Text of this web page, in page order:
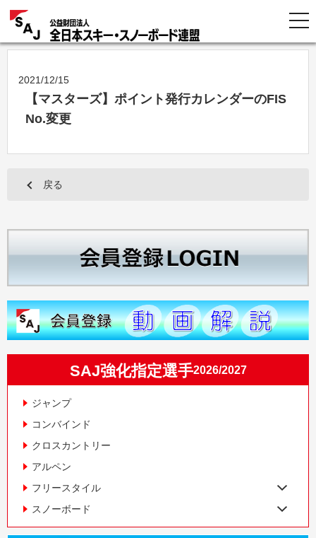
2021/12/15
【マスターズ】ポイント発行カレンダーのFIS
No.変更
戻る
SAJ強化指定選手2026/2027
ジャンプ
コンバインド
クロスカントリー
アルペン
フリースタイル
スノーボード